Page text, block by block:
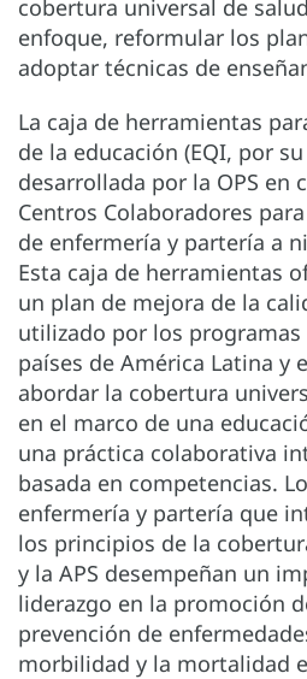
cobertura universal de
enfoque, reformular los
adoptar técnicas de
La caja de herramientas
de la educación (EQI, por
desarrollada por la OPS en
Centros Colaboradores
de enfermería y partería a
Esta caja de herramientas
un plan de mejora de la
utilizado por los
países de América Latina y
abordar la cobertura
en el marco de una
una práctica colaborativa
basada en competencias.
enfermería y partería que
los principios de la
y la APS desempeñan un
liderazgo en la promoción
prevención de
morbilidad y la mortalidad